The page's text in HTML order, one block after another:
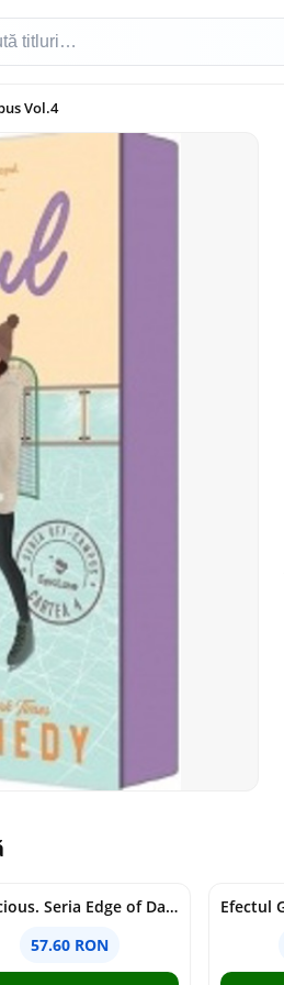
Vol.4
Voracious. Seria Edge of Darkness Vol.2
57.60 RON